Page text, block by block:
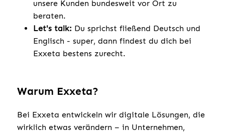
unsere Kunden bundesweit vor Ort zu
beraten.
Let's talk: Du sprichst fließend Deutsch und
Englisch - super, dann findest du dich bei
Exxeta bestens zurecht.
Warum Exxeta?
Bei Exxeta entwickeln wir digitale Lösungen, die
wirklich etwas verändern – in Unternehmen,